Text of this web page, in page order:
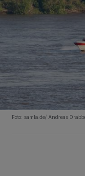
Foto: samla.de/ Andreas